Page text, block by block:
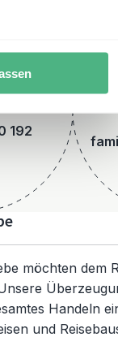
192
möchten dem
Handeln
und